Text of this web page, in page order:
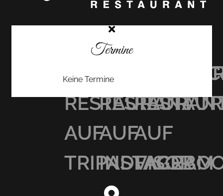
UHRMACHER’S
RESTAURANT
AUF
TRIPADVISOR
AUF
INSTAGRAM
AUF
Termine
Keine Termine